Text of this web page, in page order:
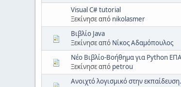
Visual C# tutorial
Ξεκίνησε από nikolasmer
Βιβλίο Java
Ξεκίνησε από Νίκος Αδαμόπουλος
Νέο Βιβλίο-Βοήθημα για Python
Ξεκίνησε από petrou
Ανοιχτό λογισμικό στην εκπαίδευση.